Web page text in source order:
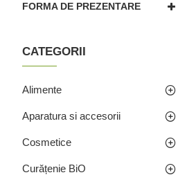
Natural Factors
Naturalia Diet
FORMA DE PREZENTARE
CATEGORII
Alimente
Aparatura si accesorii
Cosmetice
Curățenie BiO